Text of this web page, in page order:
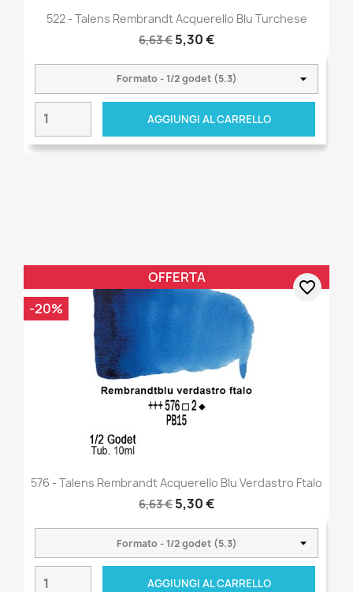
522 - Talens Rembrandt Acquerello Blu Turchese
6,63 € 5,30 €
AGGIUNGI AL CARRELLO
576 - Talens Rembrandt Acquerello Blu Verdastro Ftalo
6,63 € 5,30 €
AGGIUNGI AL CARRELLO
OFFERTA
-20%
favorite_border